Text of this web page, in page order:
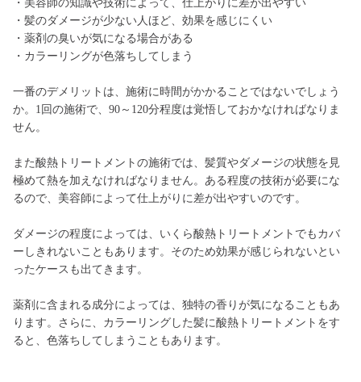
・美容師の知識や技術によって、仕上がりに差が出やすい
・髪のダメージが少ない人ほど、効果を感じにくい
・薬剤の臭いが気になる場合がある
・カラーリングが色落ちしてしまう
一番のデメリットは、施術に時間がかかることではないでしょう
か。1回の施術で、90～120分程度は覚悟しておかなければなりま
せん。
また酸熱トリートメントの施術では、髪質やダメージの状態を見
極めて熱を加えなければなりません。ある程度の技術が必要にな
るので、美容師によって仕上がりに差が出やすいのです。
ダメージの程度によっては、いくら酸熱トリートメントでもカバ
ーしきれないこともあります。そのため効果が感じられないとい
ったケースも出てきます。
薬剤に含まれる成分によっては、独特の香りが気になることもあ
ります。さらに、カラーリングした髪に酸熱トリートメントをす
ると、色落ちしてしまうこともあります。